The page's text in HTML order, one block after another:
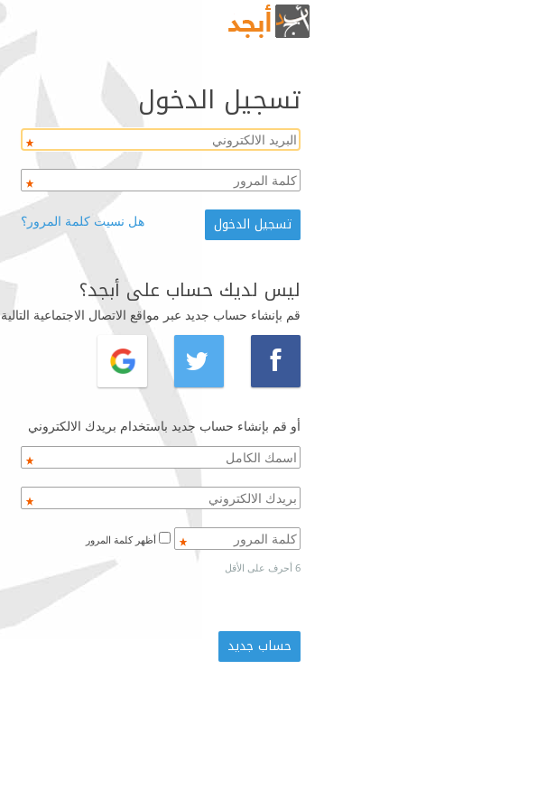
تسجيل الدخول
هل نسيت كلمة المرور؟
ليس لديك حساب على أبجد؟
قم بإنشاء حساب جديد عبر مواقع الاتصال الاجتماعية التالية
أو قم بإنشاء حساب جديد باستخدام بريدك الالكتروني
6 أحرف على الأقل